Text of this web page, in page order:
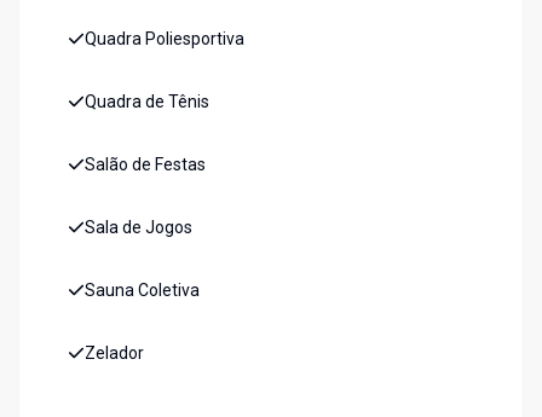
Quadra Poliesportiva
Quadra de Tênis
Salão de Festas
Sala de Jogos
Sauna Coletiva
Zelador